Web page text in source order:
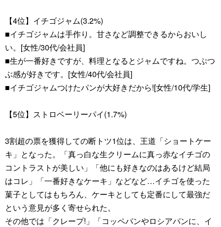
【4位】イチゴジャム(3.2%)
■イチゴジャムは手作り。甘さなど調整できるからおいし
い。[女性/30代/会社員]
■生が一番好きですが、料理となるとジャムですね。つぶつ
ぶ感が好きです。[女性/40代/会社員]
■イチゴジャムつけたパンが大好きだから![女性/10代/学生]
【5位】ストロベーリーパイ(1.7%)
3割超の票を獲得しての断トツ1位は、王道「ショートケー
キ」となった。「真っ白な生クリームに真っ赤なイチゴの
コントラストが美しい」「他にも好きなのはあるけど結局
はコレ」「一番好きなケーキ」などなど…イチゴを使った
菓子としてはもちろん、ケーキとしても定番にして最強だ
という意見が多く寄せられた。
その他では「クレープ!」「コッペパンやロシアパンに、イ